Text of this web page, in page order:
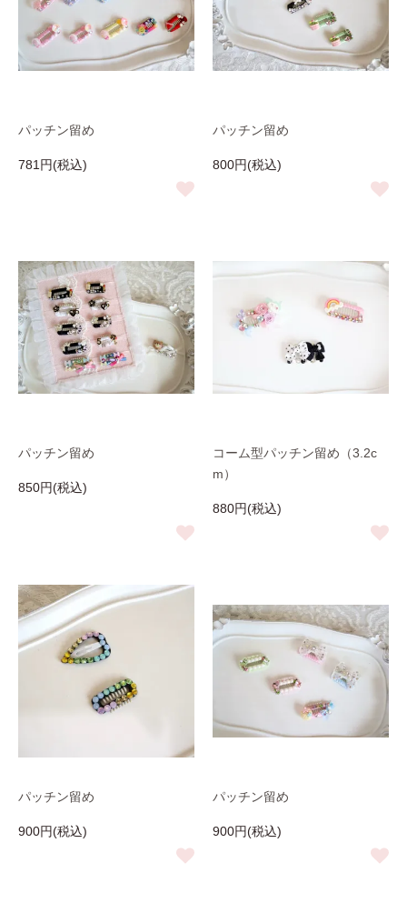
パッチン留め
781円(税込)
パッチン留め
800円(税込)
パッチン留め
850円(税込)
コーム型パッチン留め（3.2c
m）
880円(税込)
パッチン留め
900円(税込)
パッチン留め
900円(税込)